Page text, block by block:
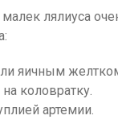
лялиуса
яичным
коловратку.
артемии.